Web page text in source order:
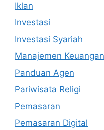
Iklan
Investasi
Investasi Syariah
Manajemen Keuangan
Panduan Agen
Pariwisata Religi
Pemasaran
Pemasaran Digital